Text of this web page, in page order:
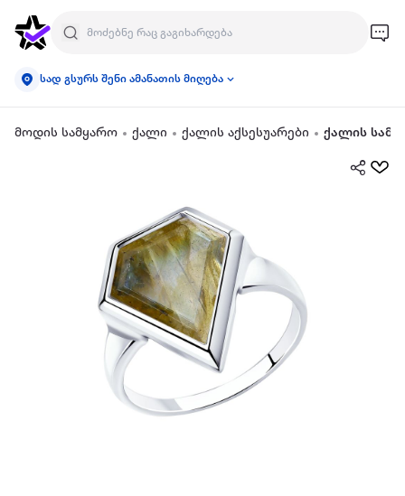
სად გსურს შენი ამანათის მიღება
მოდის სამყარო ქალი ქალის აქსესუარები ქალის